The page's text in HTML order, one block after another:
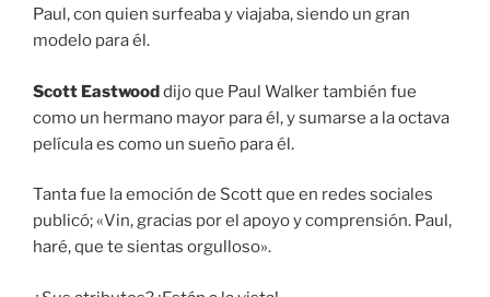
Paul, con quien surfeaba y viajaba, siendo un gran
modelo para él.
Scott Eastwooddijo que Paul Walker también fue
como un hermano mayor para él, y sumarse a la octava
película es como un sueño para él.
Tanta fue la emoción de Scott que en redes sociales
publicó; «Vin, gracias por el apoyo y comprensión. Paul,
haré, que te sientas orgulloso».